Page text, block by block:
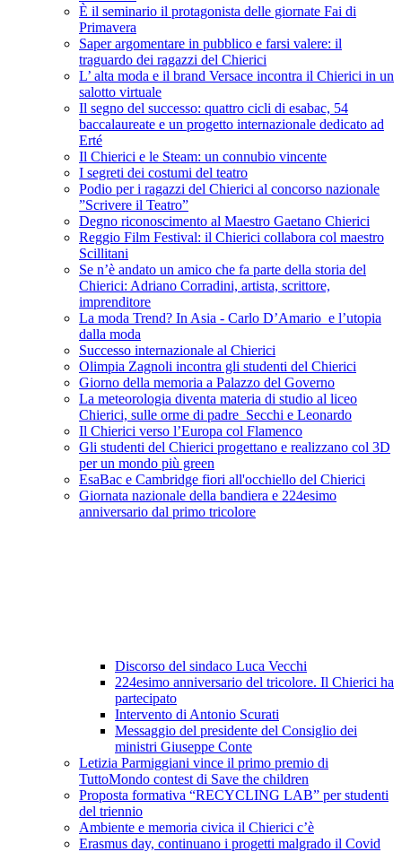
È il seminario il protagonista delle giornate Fai di
Primavera
Saper argomentare in pubblico e farsi valere: il
traguardo dei ragazzi del Chierici
L’ alta moda e il brand Versace incontra il Chierici in un
salotto virtuale
Il segno del successo: quattro cicli di esabac, 54
baccalaureate e un progetto internazionale dedicato ad
Erté
Il Chierici e le Steam: un connubio vincente
I segreti dei costumi del teatro
Podio per i ragazzi del Chierici al concorso nazionale
”Scrivere il Teatro”
Degno riconoscimento al Maestro Gaetano Chierici
Reggio Film Festival: il Chierici collabora col maestro
Scillitani
Se n’è andato un amico che fa parte della storia del
Chierici: Adriano Corradini, artista, scrittore,
imprenditore
La moda Trend? In Asia - Carlo D’Amario e l’utopia
dalla moda
Successo internazionale al Chierici
Olimpia Zagnoli incontra gli studenti del Chierici
Giorno della memoria a Palazzo del Governo
La meteorologia diventa materia di studio al liceo
Chierici, sulle orme di padre Secchi e Leonardo
Il Chierici verso l’Europa col Flamenco
Gli studenti del Chierici progettano e realizzano col 3D
per un mondo più green
EsaBac e Cambridge fiori all'occhiello del Chierici
Giornata nazionale della bandiera e 224esimo
anniversario dal primo tricolore
Discorso del sindaco Luca Vecchi
224esimo anniversario del tricolore. Il Chierici ha
partecipato
Intervento di Antonio Scurati
Messaggio del presidente del Consiglio dei
ministri Giuseppe Conte
Letizia Parmiggiani vince il primo premio di
TuttoMondo contest di Save the children
Proposta formativa “RECYCLING LAB” per studenti
del triennio
Ambiente e memoria civica il Chierici c’è
Erasmus day, continuano i progetti malgrado il Covid